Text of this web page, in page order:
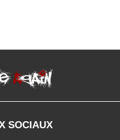
SOCIAUX